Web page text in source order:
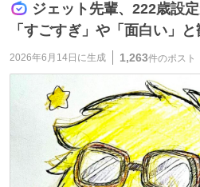
ジェット先輩、222歳設
「すごすぎ」や「面白い」
2026年6月14日 に生成 1,263件のポスト